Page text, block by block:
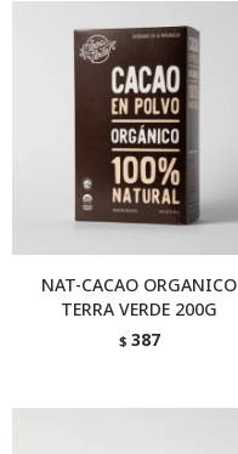
NAT-CACAO ORGANICO
TERRA VERDE 200G
$ 387